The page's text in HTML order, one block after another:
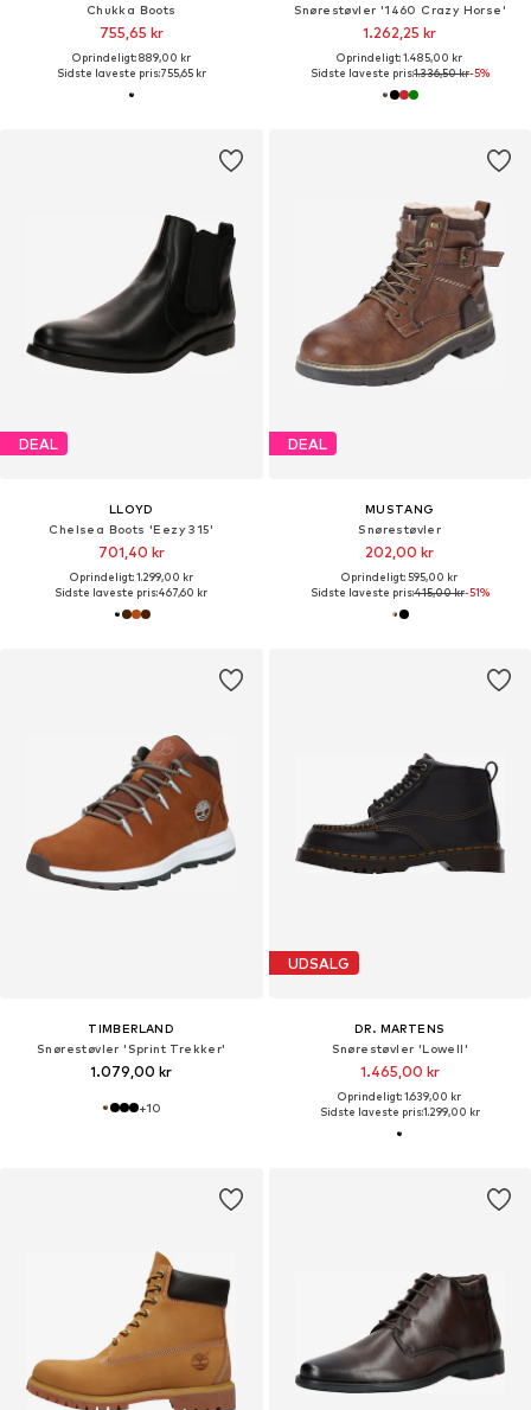
Chukka Boots
755,65 kr
Oprindeligt: 889,00 kr
Sidste laveste pris:755,65 kr
Snørestøvler '1460 Crazy Horse'
1.262,25 kr
Oprindeligt: 1.485,00 kr
Sidste laveste pris:1.336,50 kr-5%
DEAL
LLOYD
Chelsea Boots 'Eezy 315'
701,40 kr
Oprindeligt: 1.299,00 kr
Sidste laveste pris:467,60 kr
DEAL
MUSTANG
Snørestøvler
202,00 kr
Oprindeligt: 595,00 kr
Sidste laveste pris:415,00 kr-51%
TIMBERLAND
Snørestøvler 'Sprint Trekker'
1.079,00 kr
+10
UDSALG
DR. MARTENS
Snørestøvler 'Lowell'
1.465,00 kr
Oprindeligt: 1.639,00 kr
Sidste laveste pris:1.299,00 kr